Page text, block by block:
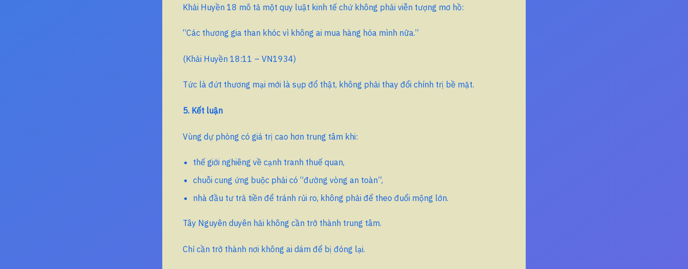
Khải Huyền 18 mô tả một quy luật kinh tế chứ không phải viễn tượng mơ hồ:
“Các thương gia than khóc vì không ai mua hàng hóa mình nữa.”
(Khải Huyền 18:11 – VN1934)
Tức là đứt thương mại mới là sụp đổ thật, không phải thay đổi chính trị bề mặt.
5. Kết luận
Vùng dự phòng có giá trị cao hơn trung tâm khi:
thế giới nghiêng về cạnh tranh thuế quan,
chuỗi cung ứng buộc phải có “đường vòng an toàn”,
nhà đầu tư trả tiền để tránh rủi ro, không phải để theo đuổi mộng lớn.
Tây Nguyên duyên hải không cần trở thành trung tâm.
Chỉ cần trở thành nơi không ai dám để bị đóng lại.